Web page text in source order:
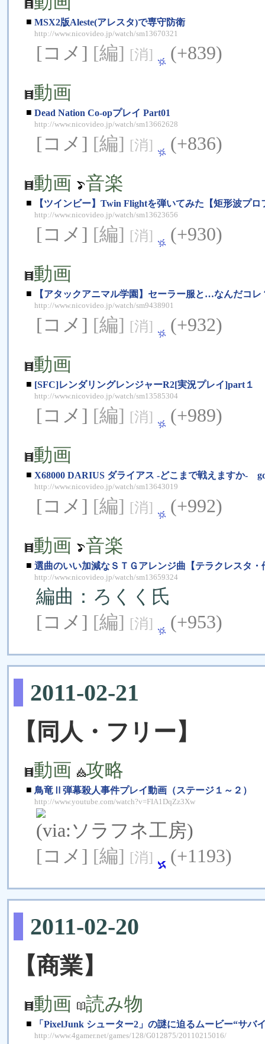
■ MSX2版Aleste(アレスタ)で専守防衛
http://www.nicovideo.jp/watch/sm13670321
[コメ] [編] [消]
(+839)
動画
■ Dead Nation Co-opプレイ Part01
http://www.nicovideo.jp/watch/sm13662628
[コメ] [編] [消]
(+836)
動画
音楽
■ 【ツインビー】Twin Flightを弾いてみた【矩形波プロ
http://www.nicovideo.jp/watch/sm13623656
[コメ] [編] [消]
(+930)
動画
■ 【アタックアニマル学園】セーラー服と…なんだコ
http://www.nicovideo.jp/watch/sm9438901
[コメ] [編] [消]
(+932)
動画
■ [SFC]レンダリングレンジャーR2[実況プレイ]part１
http://www.nicovideo.jp/watch/sm13585304
[コメ] [編] [消]
(+989)
動画
■ X68000 DARIUS ダライアス -どこまで戦えますか-
http://www.nicovideo.jp/watch/sm13643019
[コメ] [編] [消]
(+992)
動画
音楽
■ 選曲のいい加減なＳＴＧアレンジ曲【テラクレスタ・
http://www.nicovideo.jp/watch/sm13659324
編曲：ろくく氏
[コメ] [編] [消] (+953)
2011-02-21
【同人・フリー】
動画 攻略
■ 鳥竜Ⅱ弾幕殺人事件プレイ動画（ステージ１～２）
http://www.youtube.com/watch?v=FIA1DqZz3Xw
(via:ソラフネ工房)
[コメ] [編] [消] (+1193)
2011-02-20
【商業】
動画 読み物
■ 「PixelJunk シューター2」の謎に迫るムービー“サバ
http://www.4gamer.net/games/128/G012875/20110215016/